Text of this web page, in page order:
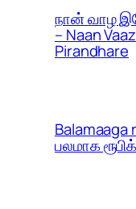
நான் வாழ
– Naan
Pirandhare
பலமாக